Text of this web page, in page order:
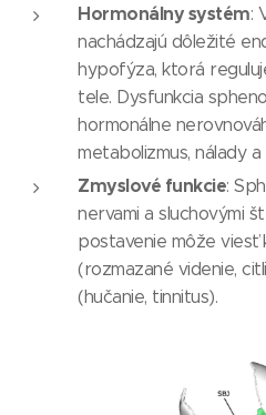
Hormonálny systém:
nachádzajú dôležité
hypofýza, ktorá
tele. Dysfunkcia
hormonálne
metabolizmus, nálady
Zmyslové funkcie:
nervami a sluchovými
postavenie môže viesť
(rozmazané videnie,
(hučanie, tinnitus).